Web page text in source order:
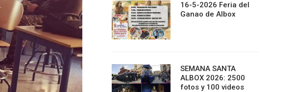
16-5-2026 Feria del
Ganao de Albox
SEMANA SANTA
ALBOX 2026: 2500
fotos y 100 videos